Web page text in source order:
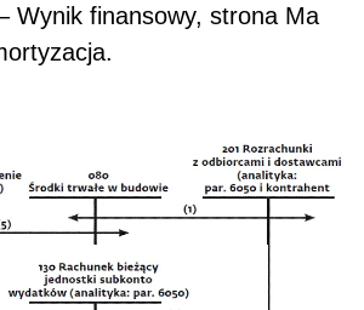
Wynik finansowy, strona Ma